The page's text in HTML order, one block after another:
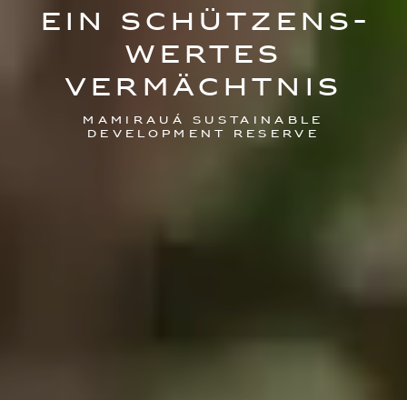
Ein schützens­
wertes
Vermächtnis
Mamirauá Sustainable
Development Reserve